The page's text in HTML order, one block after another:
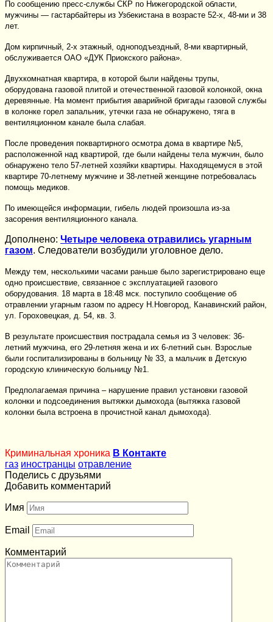
По сообщению пресс-службы СКР по Нижегородской области,
мужчины — гастарбайтеры из Узбекистана в возрасте 52-х, 48-ми и 38
лет.
Дом кирпичный, 2-х этажный, одноподъездный, 8-ми квартирный,
обслуживается ОАО «ДУК Приокского района».
Двухкомнатная квартира, в которой были найдены трупы,
оборудована газовой плитой и отечественной газовой колонкой, окна
деревянные. На момент прибытия аварийной бригады газовой службы
в колонке горел запальник, утечки газа не обнаружено, тяга в
вентиляционном канале была слабая.
После проведения поквартирного осмотра дома в квартире №5,
расположенной над квартирой, где были найдены тела мужчин, было
обнаружено тело 57-летней хозяйки квартиры. Находящемуся в этой
квартире 70-летнему мужчине и 38-летней женщине потребовалась
помощь медиков.
По имеющейся информации, гибель людей произошла из-за
засорения вентиляционного канала.
Дополнено: Четыре человека отравились угарным
газом. Следователи возбудили уголовное дело.
Между тем, несколькими часами раньше было зарегистрировано еще
одно происшествие, связанное с эксплуатацией газового
оборудования. 18 марта в 18:48 мск. поступило сообщение об
отравлении угарным газом по адресу Н.Новгород, Канавинский район,
ул. Гороховецкая, д. 54, кв. 3.
В результате происшествия пострадала семья из 3 человек: 36-
летний мужчина, его 29-летняя жена и их 6-летний сын. Взрослые
были госпитализированы в больницу № 33, а мальчик в Детскую
городскую клиническую больницу №1.
Предполагаемая причина – нарушение правил установки газовой
колонки и подсоединения вытяжки дымохода (вытяжка газовой
колонки была встроена в прочистной канал дымохода).
Криминальная хроника В Контакте
газ иностранцы отравление
Поделись с друзьями
Добавить комментарий
Имя
Email
Комментарий